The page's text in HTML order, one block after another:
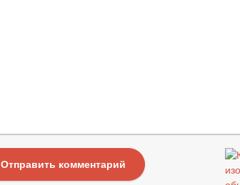
Отправить комментарий